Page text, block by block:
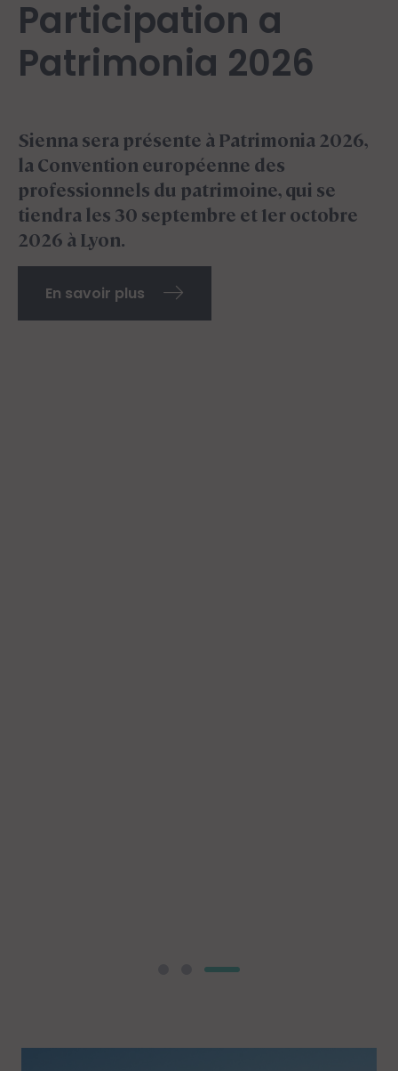
Participation a
Patrimonia 2026
Sienna sera présente à Patrimonia 2026,
la Convention européenne des
professionnels du patrimoine, qui se
tiendra les 30 septembre et 1er octobre
2026 à Lyon.
En savoir plus